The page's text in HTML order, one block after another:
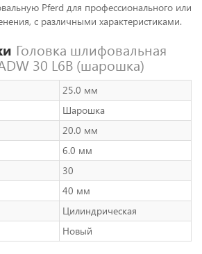
Pferd для профессионального или
с различными характеристиками.
Головка шлифовальная
30 L6B (шарошка)
25.0 мм
Шарошка
20.0 мм
6.0 мм
30
40 мм
Цилиндрическая
Новый